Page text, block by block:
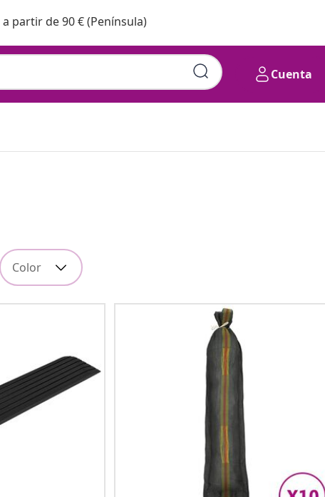
partir de 90 € (Península)
Cuenta
Color